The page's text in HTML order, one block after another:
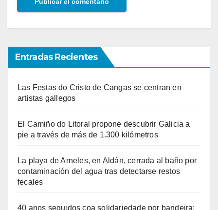
Entradas Recientes
Las Festas do Cristo de Cangas se centran en
artistas gallegos
El Camiño do Litoral propone descubrir Galicia a
pie a través de más de 1.300 kilómetros
La playa de Arneles, en Aldán, cerrada al baño por
contaminación del agua tras detectarse restos
fecales
40 anos seguidos coa solidariedade por bandeira: